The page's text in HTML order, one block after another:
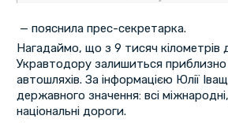
— пояснила прес-секретарка.
Нагадаймо, що з 9 тисяч кілометрів
Укравтодору залишиться приблизно
автошляхів. За інформацією Юлії
державного значення: всі міжнародні,
національні дороги.